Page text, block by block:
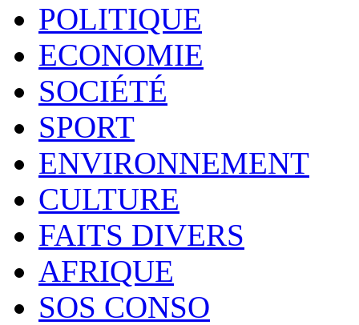
POLITIQUE
ECONOMIE
SOCIÉTÉ
SPORT
ENVIRONNEMENT
CULTURE
FAITS DIVERS
AFRIQUE
SOS CONSO